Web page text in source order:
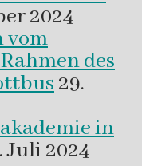
2024
vom
des
29.
in
Juli 2024